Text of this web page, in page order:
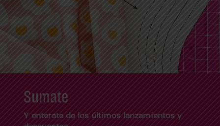
Sumate
Y enterate de los últimos lanzamientos y